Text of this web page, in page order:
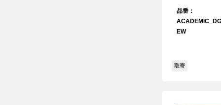
品番：
EW
取寄